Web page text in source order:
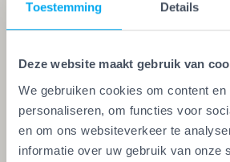
Toestemming Details
Deze website maakt gebruik van
We gebruiken cookies om content
personaliseren, om functies voor
en om ons websiteverkeer te
informatie over uw gebruik van onze
Gegevens over het pand